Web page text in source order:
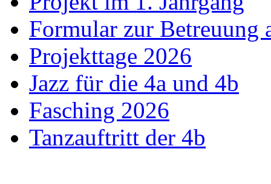
Formular zur Betreuung
Projekttage 2026
Jazz für die 4a und 4b
Fasching 2026
Tanzauftritt der 4b